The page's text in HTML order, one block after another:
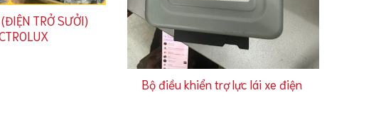
TRỞ SƯỞI)
Bộ điều khiển trợ lực lái xe điện